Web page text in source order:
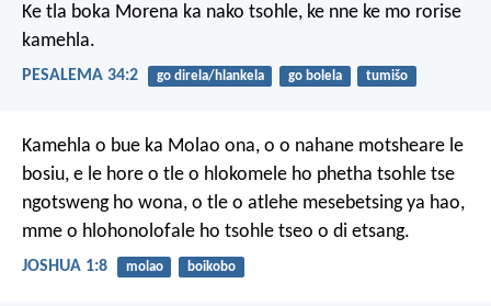
Ke tla boka Morena ka nako tsohle, ke nne ke mo rorise
kamehla.
PESALEMA 34:2 go direla/hlankela go bolela tumišo
Kamehla o bue ka Molao ona, o o nahane motsheare le
bosiu, e le hore o tle o hlokomele ho phetha tsohle tse
ngotsweng ho wona, o tle o atlehe mesebetsing ya hao,
mme o hlohonolofale ho tsohle tseo o di etsang.
JOSHUA 1:8 molao boikobo